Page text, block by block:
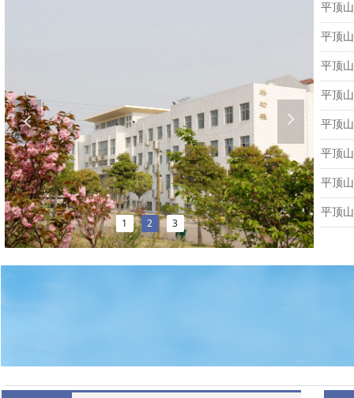
1 2 3
넳 넲
平顶
平顶